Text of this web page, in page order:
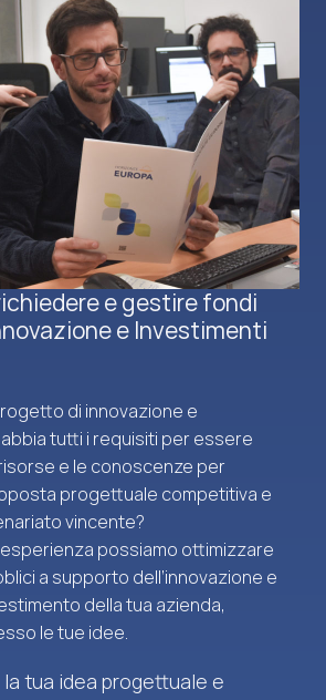
e gestire fondi
e Investimenti
di innovazione e
tutti i requisiti per essere
e le conoscenze per
progettuale competitiva e
vincente?
possiamo ottimizzare
a supporto dell’innovazione e
della tua azienda,
le tue idee.
tua idea progettuale e